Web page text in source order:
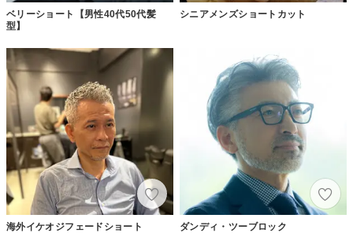
ベリーショート【男性40代50代髪
型】
シニアメンズショートカット
海外イケオジフェードショート ダンディ・ツーブロック